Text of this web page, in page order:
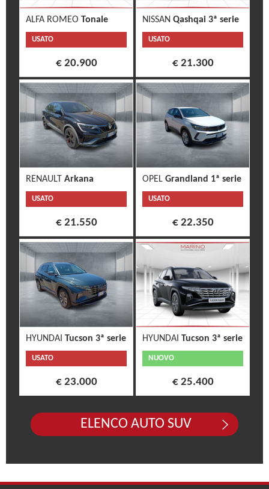
ALFA ROMEO Tonale
USATO
€ 20.900
NISSAN Qashqai 3ª serie
USATO
€ 21.300
RENAULT Arkana
USATO
€ 21.550
OPEL Grandland 1ª serie
USATO
€ 22.350
HYUNDAI Tucson 3ª serie
USATO
€ 23.000
HYUNDAI Tucson 3ª serie
NUOVO
€ 25.400
ELENCO AUTO SUV